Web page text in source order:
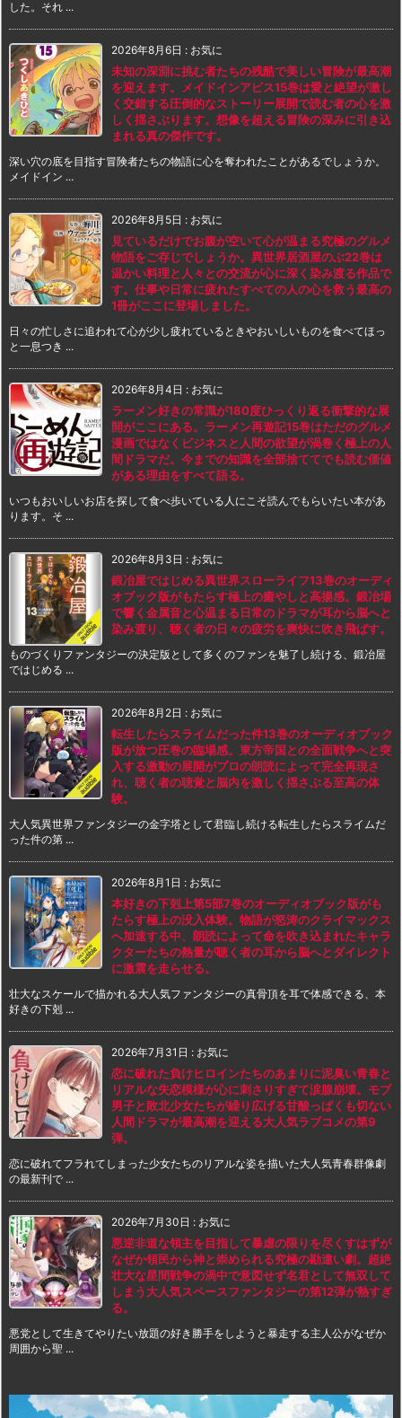
した。それ ...
2026年8月6日 : お気に
未知の深淵に挑む者たちの残酷で美しい冒険が最高潮
を迎えます。メイドインアビス15巻は愛と絶望が激し
く交錯する圧倒的なストーリー展開で読む者の心を激
しく揺さぶります。想像を超える冒険の深みに引き込
まれる真の傑作です。
深い穴の底を目指す冒険者たちの物語に心を奪われたことがあるでしょうか。
メイドイン ...
2026年8月5日 : お気に
見ているだけでお腹が空いて心が温まる究極のグルメ
物語をご存じでしょうか。異世界居酒屋のぶ22巻は
温かい料理と人々との交流が心に深く染み渡る作品で
す。仕事や日常に疲れたすべての人の心を救う最高の
1冊がここに登場しました。
日々の忙しさに追われて心が少し疲れているときやおいしいものを食べてほっ
と一息つき ...
2026年8月4日 : お気に
ラーメン好きの常識が180度ひっくり返る衝撃的な展
開がここにある。ラーメン再遊記15巻はただのグルメ
漫画ではなくビジネスと人間の欲望が渦巻く極上の人
間ドラマだ。今までの知識を全部捨ててでも読む価値
がある理由をすべて語る。
いつもおいしいお店を探して食べ歩いている人にこそ読んでもらいたい本があ
ります。そ ...
2026年8月3日 : お気に
鍛冶屋ではじめる異世界スローライフ13巻のオーディ
オブック版がもたらす極上の癒やしと高揚感。鍛冶場
で響く金属音と心温まる日常のドラマが耳から脳へと
染み渡り、聴く者の日々の疲労を爽快に吹き飛ばす。
ものづくりファンタジーの決定版として多くのファンを魅了し続ける、鍛冶屋
ではじめる ...
2026年8月2日 : お気に
転生したらスライムだった件13巻のオーディオブック
版が放つ圧巻の臨場感。東方帝国との全面戦争へと突
入する激動の展開がプロの朗読によって完全再現さ
れ、聴く者の聴覚と脳内を激しく揺さぶる至高の体
験。
大人気異世界ファンタジーの金字塔として君臨し続ける転生したらスライムだ
った件の第 ...
2026年8月1日 : お気に
本好きの下剋上第5部7巻のオーディオブック版がも
たらす極上の没入体験。物語が怒涛のクライマックス
へ加速する中、朗読によって命を吹き込まれたキャラ
クターたちの熱量が聴く者の耳から脳へとダイレクト
に激震を走らせる。
壮大なスケールで描かれる大人気ファンタジーの真骨頂を耳で体感できる、本
好きの下剋 ...
2026年7月31日 : お気に
恋に破れた負けヒロインたちのあまりに泥臭い青春と
リアルな失恋模様が心に刺さりすぎて涙腺崩壊。モブ
男子と敗北少女たちが繰り広げる甘酸っぱくも切ない
人間ドラマが最高潮を迎える大人気ラブコメの第9
弾。
恋に破れてフラれてしまった少女たちのリアルな姿を描いた大人気青春群像劇
の最新刊で ...
2026年7月30日 : お気に
悪逆非道な領主を目指して暴虐の限りを尽くすはずが
なぜか領民から神と崇められる究極の勘違い劇。超絶
壮大な星間戦争の渦中で意図せず名君として無双して
しまう大人気スペースファンタジーの第12弾が熱すぎ
る。
悪党として生きてやりたい放題の好き勝手をしようと暴走する主人公がなぜか
周囲から聖 ...